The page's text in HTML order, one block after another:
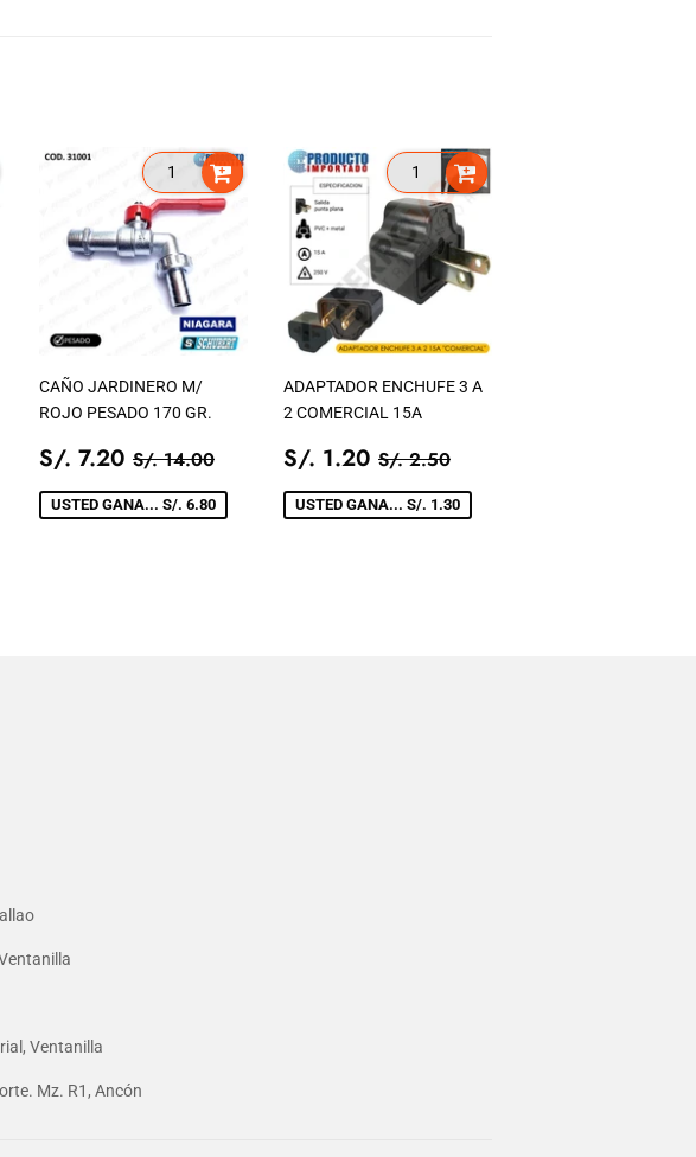
CAÑO JARDINERO M/
ROJO PESADO 170 GR.
PRECIO
DE
VENTA
S/. 7.20 S/.
7.20
PRECIO TIENDA
S/. 14.00 S/. 14.00
USTED GANA... S/. 6.80
ADAPTADOR ENCHUFE 3 A
2 COMERCIAL 15A
PRECIO
DE
VENTA
S/. 1.20 S/.
1.20
PRECIO TIENDA
S/. 2.50
USTED GANA... S/. 1.30
Ventanilla
Mz. R1, Ancón